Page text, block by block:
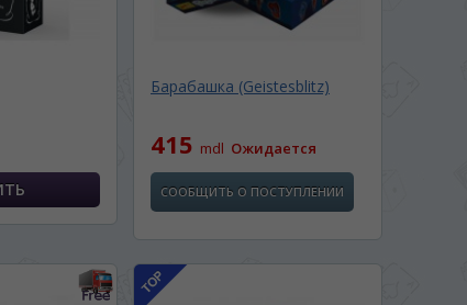
Барабашка (Geistesblitz)
415 mdl Ожидается
СООБЩИТЬ О ПОСТУПЛЕНИИ